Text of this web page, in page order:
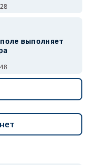
выполняет